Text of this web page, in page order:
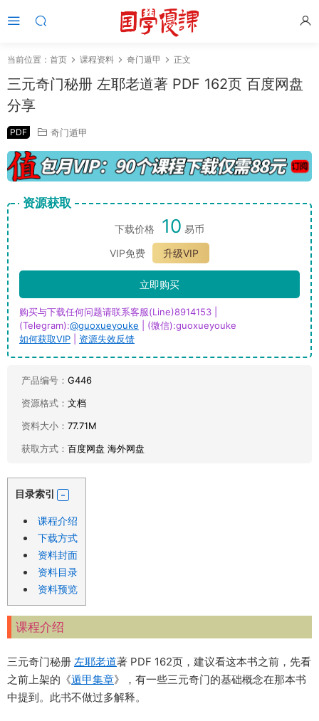
当前位置： 首页 课程资料 奇门遁甲 正文
三元奇门秘册 左耶老道著 PDF 162页 百度网盘
分享
PDF 奇门遁甲
资源获取
下载价格 10 易币
VIP免费
升级VIP
立即购买
购买与下载任何问题请联系客服(Line)8914153 |
(Telegram):@guoxueyouke | (微信):guoxueyouke
如何获取VIP
资源失效反馈
产品编号： G446
资源格式： 文档
资料大小： 77.71M
获取方式： 百度网盘 海外网盘
目录索引
课程介绍
下载方式
资料封面
资料目录
资料预览
课程介绍
三元奇门秘册 左耶老道著 PDF 162页，建议看这本书之前，先看
之前上架的《遁甲集章》，有一些三元奇门的基础概念在那本书
中提到。此书不做过多解释。